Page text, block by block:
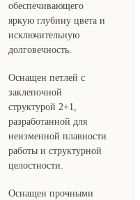
обеспечивающего
яркую глубину цвета и
исключительную
долговечность.
Оснащен петлей с
заклепочной
структурой 2+1,
разработанной для
неизменной плавности
работы и структурной
целостности.
Оснащен прочными